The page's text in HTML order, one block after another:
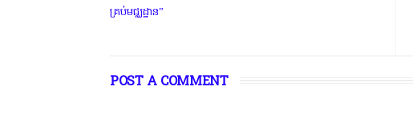
គ្រប់មជ្ឈដ្ឋាន”
POST A COMMENT